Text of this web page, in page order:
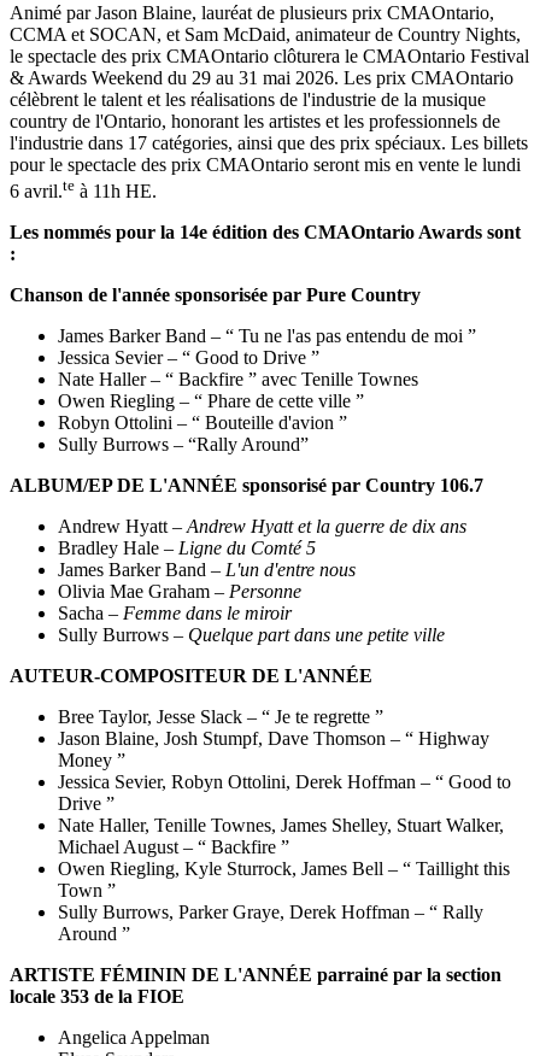
Animé par Jason Blaine, lauréat de plusieurs prix CMAOntario,
CCMA et SOCAN, et Sam McDaid, animateur de Country Nights,
le spectacle des prix CMAOntario clôturera le CMAOntario Festival
& Awards Weekend du 29 au 31 mai 2026. Les prix CMAOntario
célèbrent le talent et les réalisations de l'industrie de la musique
country de l'Ontario, honorant les artistes et les professionnels de
l'industrie dans 17 catégories, ainsi que des prix spéciaux. Les billets
pour le spectacle des prix CMAOntario seront mis en vente le lundi
6 avril.te à 11h HE.
Les nommés pour la 14e édition des CMAOntario Awards sont
:
Chanson de l'année sponsorisée par Pure Country
James Barker Band – “ Tu ne l'as pas entendu de moi ”
Jessica Sevier – “ Good to Drive ”
Nate Haller – “ Backfire ” avec Tenille Townes
Owen Riegling – “ Phare de cette ville ”
Robyn Ottolini – “ Bouteille d'avion ”
Sully Burrows – “Rally Around”
ALBUM/EP DE L'ANNÉE sponsorisé par Country 106.7
Andrew Hyatt – Andrew Hyatt et la guerre de dix ans
Bradley Hale – Ligne du Comté 5
James Barker Band – L'un d'entre nous
Olivia Mae Graham – Personne
Sacha – Femme dans le miroir
Sully Burrows – Quelque part dans une petite ville
AUTEUR-COMPOSITEUR DE L'ANNÉE
Bree Taylor, Jesse Slack – “ Je te regrette ”
Jason Blaine, Josh Stumpf, Dave Thomson – “ Highway
Money ”
Jessica Sevier, Robyn Ottolini, Derek Hoffman – “ Good to
Drive ”
Nate Haller, Tenille Townes, James Shelley, Stuart Walker,
Michael August – “ Backfire ”
Owen Riegling, Kyle Sturrock, James Bell – “ Taillight this
Town ”
Sully Burrows, Parker Graye, Derek Hoffman – “ Rally
Around ”
ARTISTE FÉMININ DE L'ANNÉE parrainé par la section
locale 353 de la FIOE
Angelica Appelman